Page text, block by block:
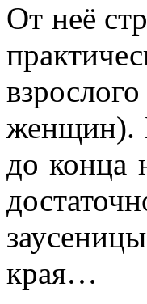
От неё
женщин).
до конца
края…